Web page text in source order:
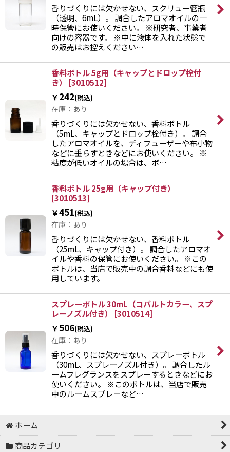
香りづくりには欠かせない、スクリュー管瓶
（透明、6mL）。 調合したアロマオイルの一
時保管にお使いください。 ※研究者、事業者
向けの容器です。 ※中に液体を入れた状態で
の販売はお控えください…
香料ボトル 5g用（キャップとドロップ栓付
き）
[3010512]
￥242(税込)
在庫：あり
香りづくりには欠かせない、香料ボトル
（5mL、キャップとドロップ栓付き）。 調合
したアロマオイルを、ディフューザーや布小物
などに垂らすときなどにお使いください。 ※
粘度が低いオイルの場合は、ボ…
香料ボトル 25g用（キャップ付き）
[3010513]
￥451(税込)
在庫：あり
香りづくりには欠かせない、香料ボトル
（25mL、キャップ付き）。 調合したアロマオ
イルや香料の保管にお使いください。 ※この
ボトルは、当店で販売中の調合香料などにも使
用しています。
スプレーボトル 30mL（コバルトカラー、スプ
レーノズル付き）
[3010514]
￥506(税込)
在庫：あり
香りづくりには欠かせない、スプレーボトル
（30mL、スプレーノズル付き）。 調合したル
ームフレグランスをスプレーするときなどにお
使いください。 ※このボトルは、当店で販売
中のルームスプレーなど…
ホーム
商品カテゴリ